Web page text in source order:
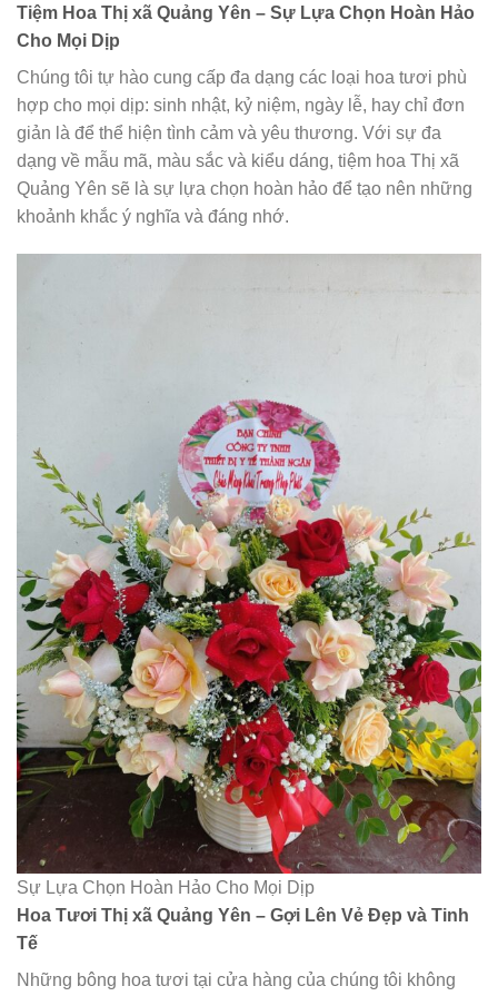
Tiệm Hoa Thị xã Quảng Yên – Sự Lựa Chọn Hoàn Hảo
Cho Mọi Dịp
Chúng tôi tự hào cung cấp đa dạng các loại hoa tươi phù
hợp cho mọi dịp: sinh nhật, kỷ niệm, ngày lễ, hay chỉ đơn
giản là để thể hiện tình cảm và yêu thương. Với sự đa
dạng về mẫu mã, màu sắc và kiểu dáng, tiệm hoa Thị xã
Quảng Yên sẽ là sự lựa chọn hoàn hảo để tạo nên những
khoảnh khắc ý nghĩa và đáng nhớ.
Sự Lựa Chọn Hoàn Hảo Cho Mọi Dịp
Hoa Tươi Thị xã Quảng Yên – Gợi Lên Vẻ Đẹp và Tinh
Tế
Những bông hoa tươi tại cửa hàng của chúng tôi không